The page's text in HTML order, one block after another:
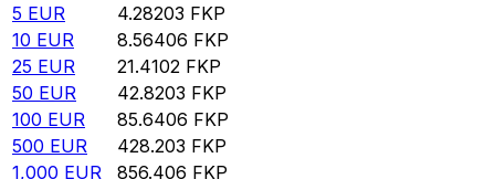
5 EUR 4.28203 FKP
10 EUR 8.56406 FKP
25 EUR 21.4102 FKP
50 EUR 42.8203 FKP
100 EUR 85.6406 FKP
500 EUR 428.203 FKP
1,000 EUR 856.406 FKP